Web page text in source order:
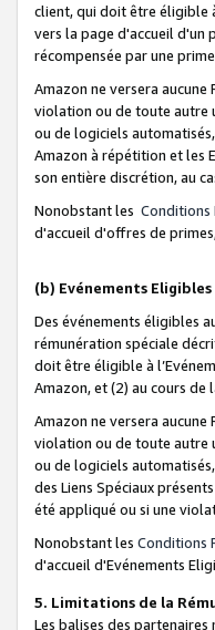
client, qui doit être éligible
vers la page d'accueil d'un
récompensée par une
Amazon ne versera
violation ou de toute autre
ou de logiciels
Amazon à répétition et les
son entière discrétion, au
Nonobstant les Conditions
d'accueil d'offres de
(b) Evénements Eligibles
Des événements éligibles
rémunération spéciale
doit être éligible à
Amazon, et (2) au cours
Amazon ne versera
violation ou de toute autre
ou de logiciels
des Liens Spéciaux
été appliqué ou si une
Nonobstant les Conditions
d'accueil d'Evénements
5. Limitations de la
Les balises des